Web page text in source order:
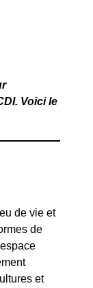
Voici le
de vie et
de
et